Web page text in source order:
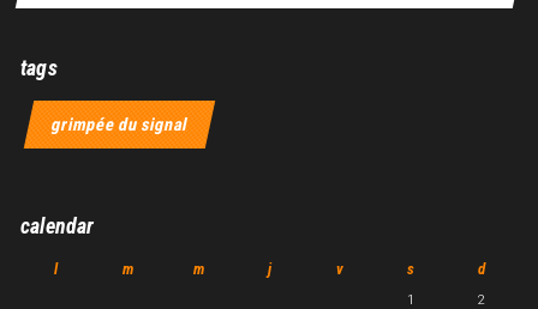
tags
grimpée du signal
calendar
l m m j v s d
1
2